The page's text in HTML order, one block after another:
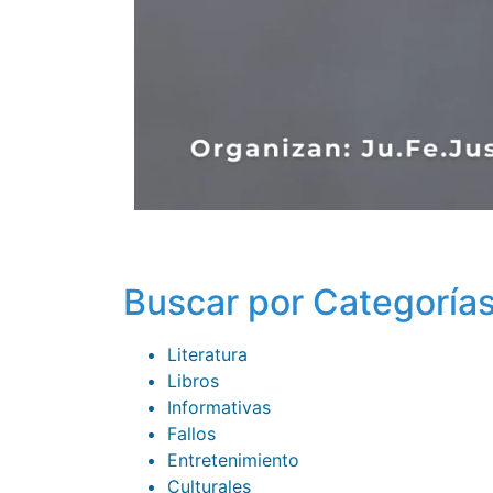
Buscar por
Literatura
Libros
Informativas
Fallos
Entretenimiento
Culturales